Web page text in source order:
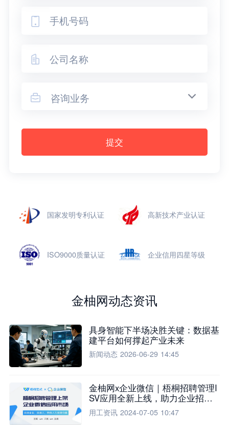


 咨询业务
提交
国家发明专利认证 高新技术产业认证
ISO9000质量认证 企业信用四星等级
金柚网动态资讯
具身智能下半场决胜关键：数据基
建平台如何撑起产业未来
新闻动态 2026-06-29 14:45
金柚网x企业微信｜梧桐招聘管理I
SV应用全新上线，助力企业招聘
流程全面升级
用工资讯 2024-07-05 10:47